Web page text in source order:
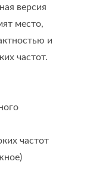
версия
место,
и
частот.
частот